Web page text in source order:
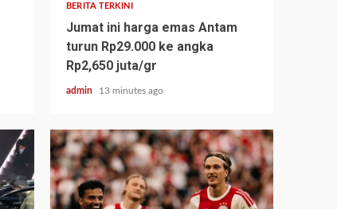
BERITA TERKINI
Jumat ini harga emas Antam
turun Rp29.000 ke angka
Rp2,650 juta/gr
admin 13 minutes ago